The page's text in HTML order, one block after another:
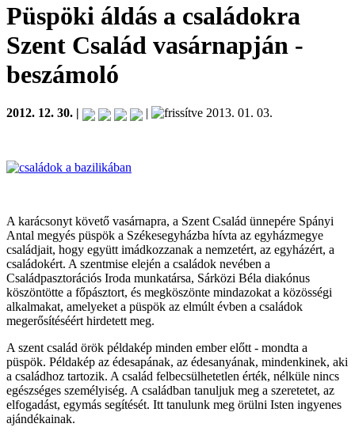
Püspöki áldás a családokra
Szent Család vasárnapján -
beszámoló
2012. 12. 30. | | 2013. 01. 03.
A karácsonyt követő vasárnapra, a Szent Család ünnepére Spányi
Antal megyés püspök a Székesegyházba hívta az egyházmegye
családjait, hogy együtt imádkozzanak a nemzetért, az egyházért, a
családokért. A szentmise elején a családok nevében a
Családpasztorációs Iroda munkatársa, Sárközi Béla diakónus
köszöntötte a főpásztort, és megköszönte mindazokat a közösségi
alkalmakat, amelyeket a püspök az elmúlt évben a családok
megerősítéséért hirdetett meg.
A szent család örök példakép minden ember előtt - mondta a
püspök. Példakép az édesapának, az édesanyának, mindenkinek, aki
a családhoz tartozik. A család felbecsülhetetlen érték, nélküle nincs
egészséges személyiség. A családban tanuljuk meg a szeretetet, az
elfogadást, egymás segítését. Itt tanulunk meg örülni Isten ingyenes
ajándékainak.